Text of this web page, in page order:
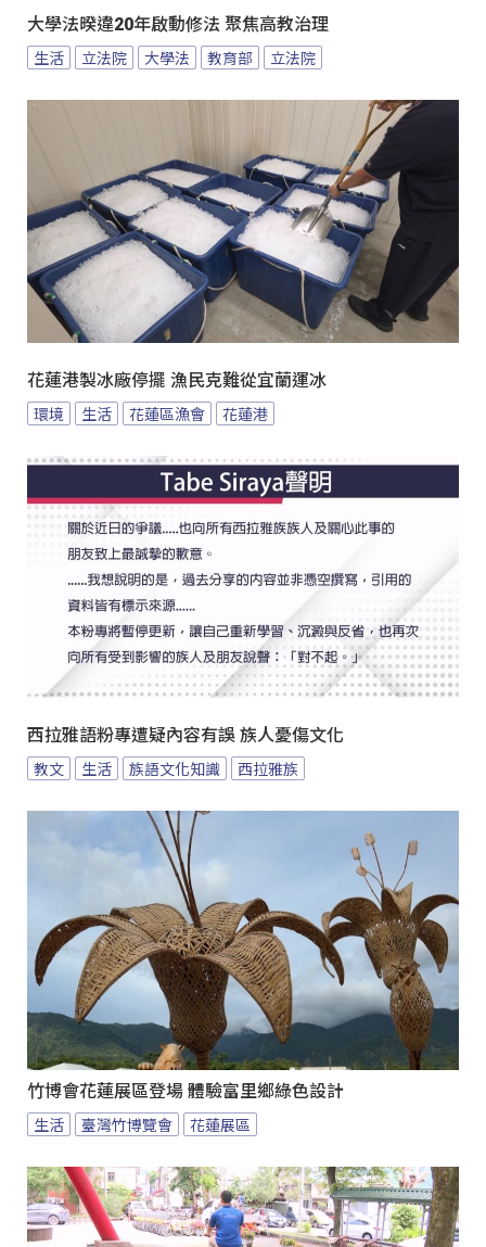
大學法暌違20年啟動修法 聚焦高教治理
生活 立法院 大學法 教育部 立法院
花蓮港製冰廠停擺 漁民克難從宜蘭運冰
環境 生活 花蓮區漁會 花蓮港
西拉雅語粉專遭疑內容有誤 族人憂傷文化
教文 生活 族語文化知識 西拉雅族
竹博會花蓮展區登場 體驗富里鄉綠色設計
生活 臺灣竹博覽會 花蓮展區